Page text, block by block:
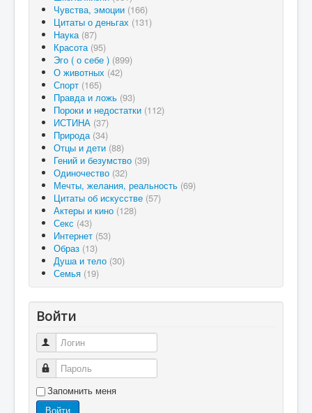
Чувства, эмоции (166)
Цитаты о деньгах (131)
Наука (87)
Красота (95)
Эго ( о себе ) (899)
О животных (42)
Спорт (165)
Правда и ложь (93)
Пороки и недостатки (112)
ИСТИНА (37)
Природа (34)
Отцы и дети (88)
Гений и безумство (39)
Одиночество (32)
Мечты, желания, реальность (69)
Цитаты об искусстве (57)
Актеры и кино (128)
Секс (43)
Интернет (53)
Образ (13)
Душа и тело (30)
Семья (19)
Войти
Логин
Пароль
Запомнить меня
Войти